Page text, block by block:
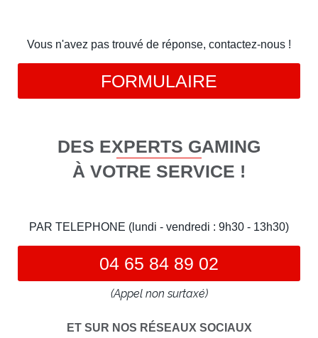
Vous n'avez pas trouvé de réponse, contactez-nous !
FORMULAIRE
DES EXPERTS GAMING
À VOTRE SERVICE !
PAR TELEPHONE (lundi - vendredi : 9h30 - 13h30)
04 65 84 89 02
(Appel non surtaxé)
ET SUR NOS RÉSEAUX SOCIAUX